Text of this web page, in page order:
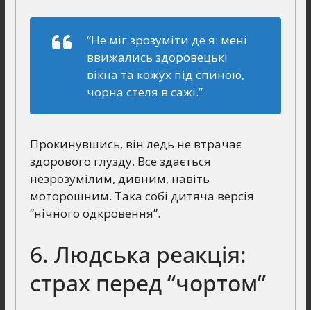
“Не міг зрозуміти де я: мені
ввижались здоровецькі
вікна та кожух під спиною,
чорна стеля в сажі.”
Прокинувшись, він ледь не втрачає
здорового глузду. Все здається
незрозумілим, дивним, навіть
моторошним. Така собі дитяча версія
“нічного одкровення”.
6. Людська реакція:
страх перед “чортом”